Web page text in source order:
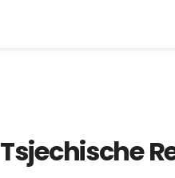
Tsjechische